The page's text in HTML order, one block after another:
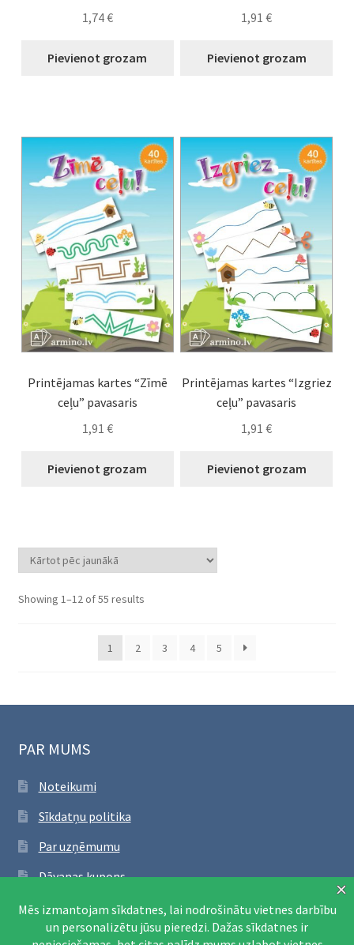
1,74€
Pievienot grozam
1,91€
Pievienot grozam
Printējamas kartes “Zīmē
ceļu” pavasaris
1,91 €
Pievienot grozam
Printējamas kartes “Izgriez
ceļu” pavasaris
1,91€
Pievienot grozam
Showing 1–12 of 55 resultsSorted
1
2 3 4 5
PAR MUMS
Noteikumi
Sīkdatņu politika
Par uzņēmumu
Dāvanas kupons
SEKO FACEBOOK